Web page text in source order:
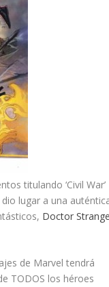
titulando ‘Civil War’
lugar a una
Doctor
de Marvel tendrá
TODOS los héroes